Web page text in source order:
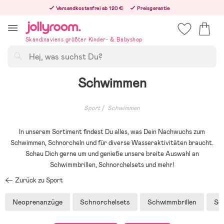
innehållet
Versandkostenfrei ab 120 €
Preisgarantie
Bestellungen, die nach 12:00 Uhr eingehen, werden am nächsten Werktag versandt!
Skandinaviens größter Kinder- & Babyshop
Schwimmen
Sport Schwimmen
In unserem Sortiment findest Du alles, was Dein Nachwuchs zum
Schwimmen, Schnorcheln und für diverse Wasseraktivitäten braucht.
Schau Dich gerne um und genieße unsere breite Auswahl an
Schwimmbrillen, Schnorchelsets und mehr!
Zurück zu Sport
Neoprenanzüge Schnorchelsets Schwimmbrillen